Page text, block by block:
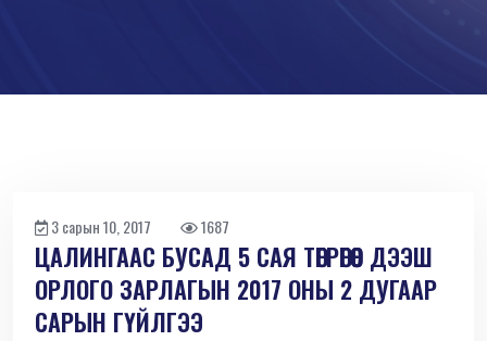
3 сарын 10, 2017 1687
ЦАЛИНГААС БУСАД 5 САЯ ТӨГРӨГӨӨС ДЭЭШ
ОРЛОГО ЗАРЛАГЫН 2017 ОНЫ 2 ДУГААР
САРЫН ГҮЙЛГЭЭ